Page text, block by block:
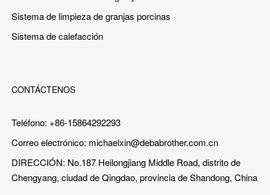
Sistema de limpieza de granjas porcinas
Sistema de calefacción
CONTÁCTENOS
Teléfono: +86-15864292293
Correo electrónico: michaelxin@debabrother.com.cn
DIRECCIÓN: No.187 Heilongjiang Middle Road, distrito de
Chengyang, ciudad de Qingdao, provincia de Shandong, China